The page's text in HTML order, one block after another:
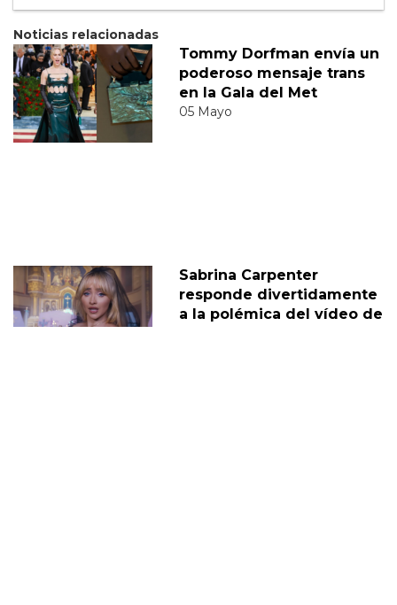
Noticias relacionadas
Tommy Dorfman envía un
poderoso mensaje trans
en la Gala del Met
05 Mayo
Sabrina Carpenter
responde divertidamente
a la polémica del vídeo de